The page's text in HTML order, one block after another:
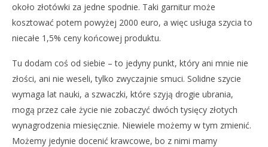
około złotówki za jedne spodnie. Taki garnitur może
kosztować potem powyżej 2000 euro, a więc usługa szycia to
niecałe 1,5% ceny końcowej produktu.
Tu dodam coś od siebie – to jedyny punkt, który ani mnie nie
złości, ani nie weseli, tylko zwyczajnie smuci. Solidne szycie
wymaga lat nauki, a szwaczki, które szyją drogie ubrania,
mogą przez całe życie nie zobaczyć dwóch tysięcy złotych
wynagrodzenia miesięcznie. Niewiele możemy w tym zmienić.
Możemy jedynie docenić krawcowe, bo z nimi mamy